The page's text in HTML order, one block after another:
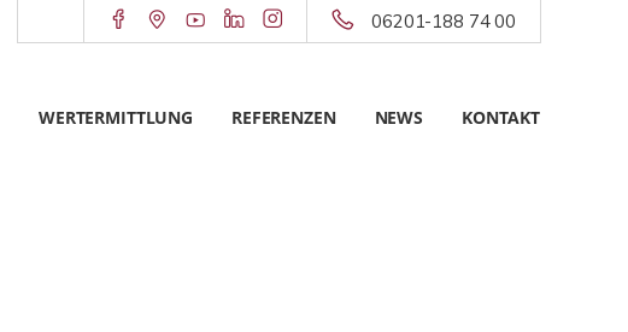
06201-188 74 00
WERTERMITTLUNG REFERENZEN NEWS KONTAKT